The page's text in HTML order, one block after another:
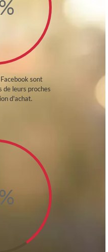
sont
de leurs proches
d'achat.